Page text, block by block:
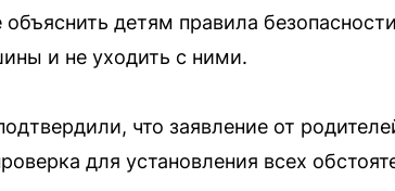
детям правила
и не уходить с ними.
что заявление от
для установления всех